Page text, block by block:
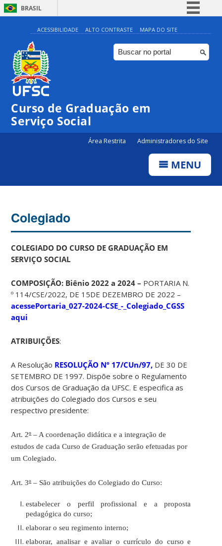
BRASIL
Simplifique!
Comunica BR
Participe
Canais
ACESSIBILIDADE ALTO CONTRASTE MAPA DO SITE
Curso de Graduação em
Serviço Social
Área Restrita Administradores do Site
MENU
Colegiado
COLEGIADO DO CURSO DE GRADUAÇÃO EM
SERVIÇO SOCIAL
COMPOSIÇÃO: Biênio 2022 a 2024 – PORTARIA N.
º 114/CSE/2022, DE 15DE DEZEMBRO DE 2022 –
acessePortaria_027-2024-CSE_-_Colegiado_CGSS
aqui
ATRIBUIÇÕES:
A Resolução RESOLUÇÃO Nº 17/CUn/97, DE 30 DE
SETEMBRO DE 1997. Dispõe sobre o Regulamento
dos Cursos de Graduação da UFSC. E especifica as
atribuições do Colegiado dos Cursos e seu
respectivo presidente:
Art. 2º– A coordenação didática e a integração de
estudos de cada Curso de Graduação serão efetuadas por
um Colegiado.
Art. 3º– São atribuições do Colegiado do Curso:
estabelecer o perfil profissional e a proposta
pedagógica do curso;
elaborar o seu regimento interno;
elaborar, analisar e avaliar o currículo do curso e